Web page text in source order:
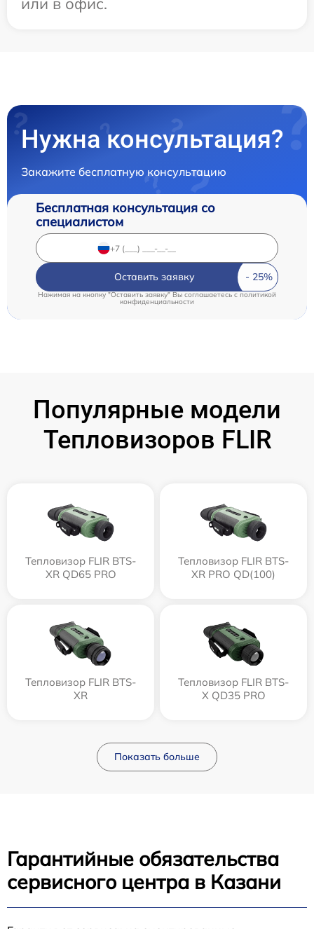
Нужна консультация?
Закажите бесплатную консультацию
Бесплатная консультация со
специалистом
Оставить заявку
Нажимая на кнопку "Оставить заявку" Вы соглашаетесь c политикой
конфиденциальности
Популярные модели
Тепловизоров FLIR
Тепловизор FLIR BTS-
XR QD65 PRO
Тепловизор FLIR BTS-
XR PRO QD(100)
Тепловизор FLIR BTS-
XR
Тепловизор FLIR BTS-
X QD35 PRO
Показать больше
Гарантийные обязательства
сервисного центра в Казани